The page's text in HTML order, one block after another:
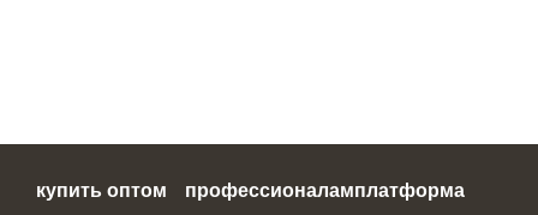
купить оптом профессионаламплатформа